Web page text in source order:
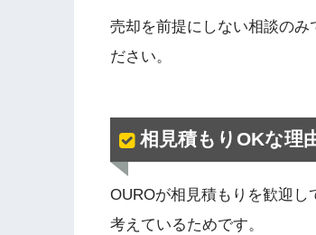
売却を前提にしない相談のみ
ださい。
相見積もりOKな理
OUROが相見積もりを歓迎
考えているためです。